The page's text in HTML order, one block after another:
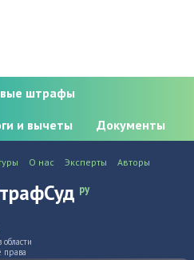
штрафы
и вычеты Документы
ру
О нас Эксперты Авторы
права